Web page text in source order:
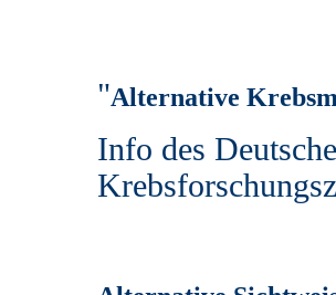
"Alternative
Info des